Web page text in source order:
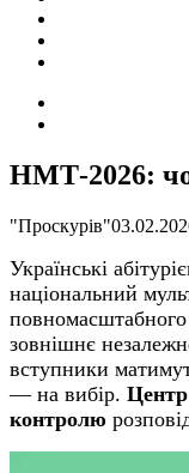
НМТ-2026:
"Проскурів"
Українські
національний
повномасштабного
зовнішнє
вступники
— на вибір. Центр
контролю